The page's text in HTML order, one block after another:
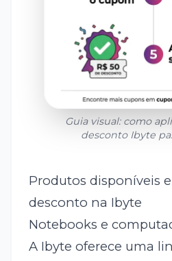
Guia visual: como
desconto Ibyte
Produtos disponíveis
desconto na Ibyte
Notebooks e
A Ibyte oferece uma